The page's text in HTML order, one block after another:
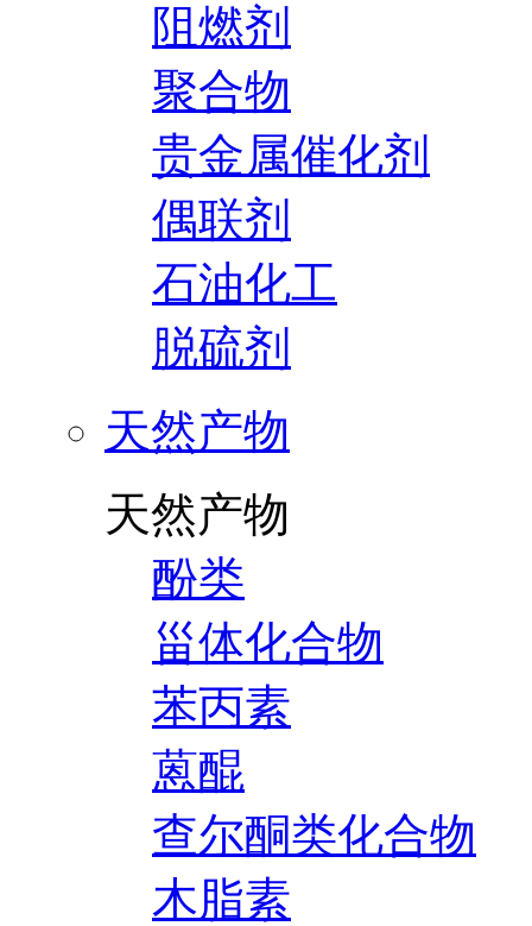
阻燃剂
聚合物
贵金属催化剂
偶联剂
石油化工
脱硫剂
天然产物
天然产物
酚类
甾体化合物
苯丙素
蒽醌
查尔酮类化合物
木脂素